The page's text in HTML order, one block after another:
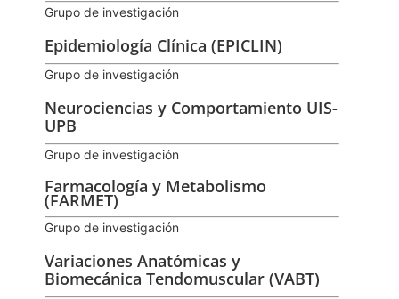
Grupo de investigación
Epidemiología Clínica (EPICLIN)
Grupo de investigación
Neurociencias y Comportamiento UIS-
UPB
Grupo de investigación
Farmacología y Metabolismo
(FARMET)
Grupo de investigación
Variaciones Anatómicas y
Biomecánica Tendomuscular (VABT)